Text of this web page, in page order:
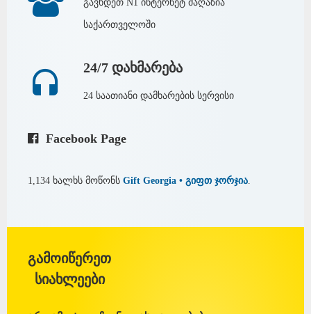
გავხდეთ N1 ინტერნეტ მაღაზია
საქართველოში
24/7 დახმარება
24 საათიანი დამხარების სერვისი
Facebook Page
1,134 ხალხს მოწონს Gift Georgia • გიფთ ჯორჯია.
გამოიწერეთ
სიახლეები